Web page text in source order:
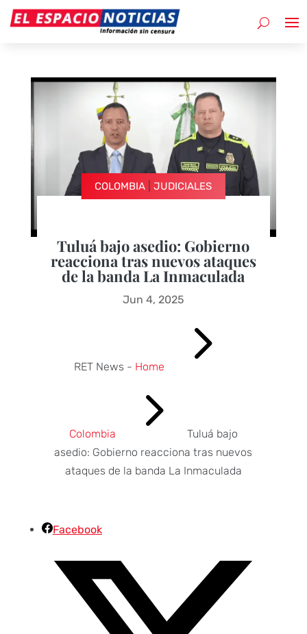
COLOMBIA |JUDICIALES
Tuluá bajo asedio: Gobierno
reacciona tras nuevos ataques
de la banda La Inmaculada
Jun 4, 2025
RET News - Home 5
Colombia 5
Tuluá bajo
asedio: Gobierno reacciona tras nuevos
ataques de la banda La Inmaculada
Facebook